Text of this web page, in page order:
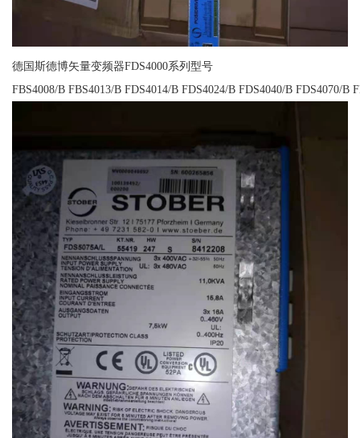
德国斯德博矢量变频器FDS4000系列型号
FBS4008/B FBS4013/B FDS4014/B FDS4024/B FDS4040/B FDS4070/B